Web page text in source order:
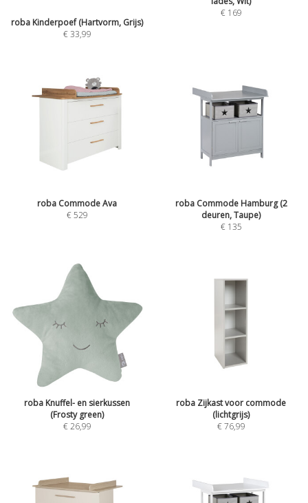
roba Kinderpoef (Hartvorm, Grijs)
€33,99
€ 169
roba Commode Ava
€529
roba Commode Hamburg (2
deuren, Taupe)
€ 135
roba Knuffel- en sierkussen
(Frosty green)
€26,99
roba Zijkast voor commode
(lichtgrijs)
€76,99